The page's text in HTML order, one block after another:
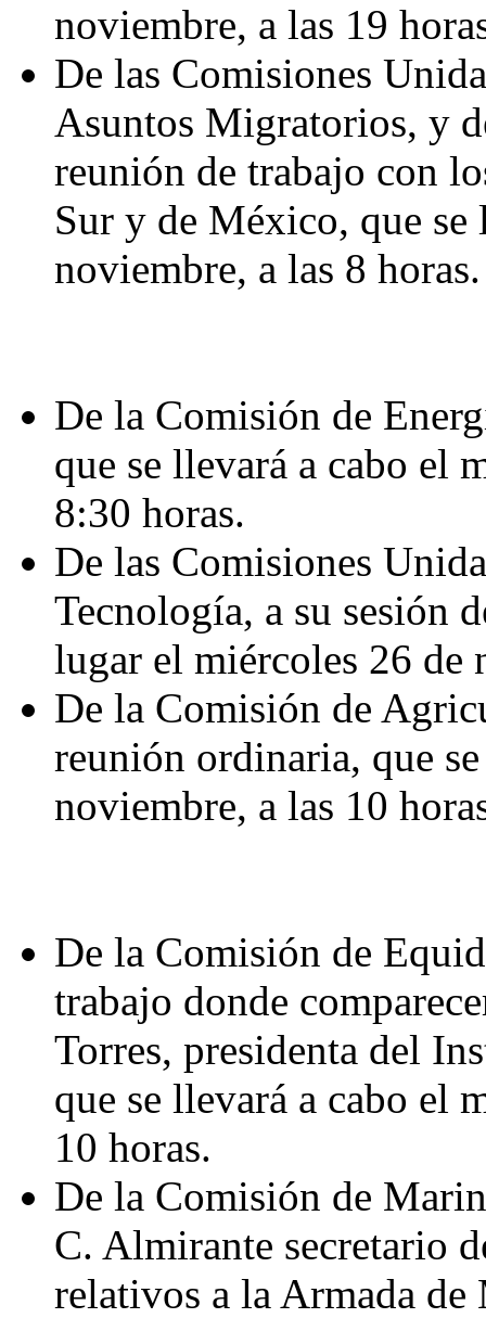
noviembre, a las 19
De las Comisiones
Asuntos Migratorios, y
reunión de trabajo con
Sur y de México, que se
noviembre, a las 8 horas.
De la Comisión de
que se llevará a cabo el
8:30 horas.
De las Comisiones
Tecnología, a su sesión
lugar el miércoles 26 de
De la Comisión de
reunión ordinaria, que
noviembre, a las 10
De la Comisión de
trabajo donde
Torres, presidenta del
que se llevará a cabo el
10 horas.
De la Comisión de
C. Almirante secretario
relativos a la Armada de